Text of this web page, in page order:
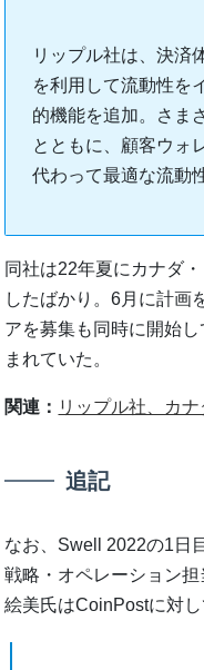
リップル社は、決済
を利用して流動性を
的機能を追加。さま
とともに、顧客ウォ
代わって最適な流動
同社は22年夏にカナダ
したばかり。6月に計画
アを募集も同時に開始
まれていた。
関連： リップル社、カ
追記
なお、Swell 2022の1日
戦略・オペレーション担
絵美氏はCoinPostに対